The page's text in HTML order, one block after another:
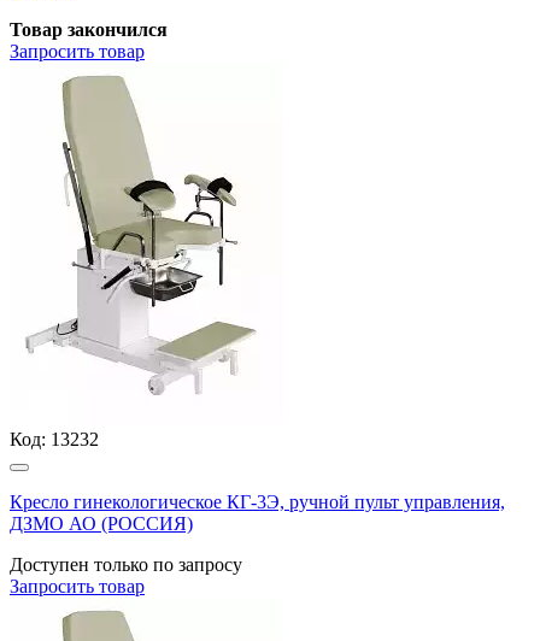
Товар закончился
Запросить товар
Код: 13232
Кресло гинекологическое КГ-3Э, ручной пульт управления,
ДЗМО АО (РОССИЯ)
Доступен только по запросу
Запросить товар